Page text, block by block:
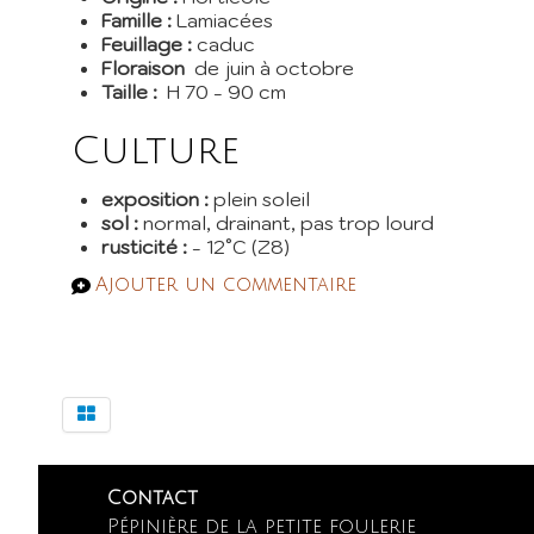
Famille : Lamiacées
Feuillage : caduc
Floraison de juin à octobre
Taille : H 70 - 90 cm
Culture
exposition : plein soleil
sol : normal, drainant, pas trop lourd
rusticité : - 12°C (Z8)
Ajouter un commentaire
Contact
Pépinière de la petite foulerie